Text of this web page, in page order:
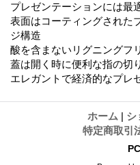
プレゼンテーションには最
表面はコーティングされた
ジ構造
酸を含まないリグニングフ
蓋は開く時に便利な指の切
エレガントで経済的なプレ
ホーム | シ
特定商取引